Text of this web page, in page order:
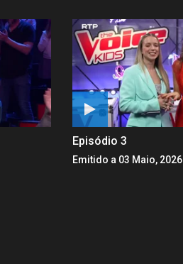
Episódio 3
Emitido a 03 Maio, 2026